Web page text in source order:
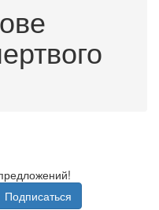
Подписаться